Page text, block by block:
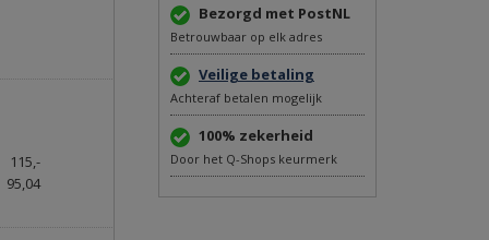
115,-
95,04
Bezorgd met PostNL
Betrouwbaar op elk adres
Veilige betaling
Achteraf betalen mogelijk
100% zekerheid
Door het Q-Shops keurmerk